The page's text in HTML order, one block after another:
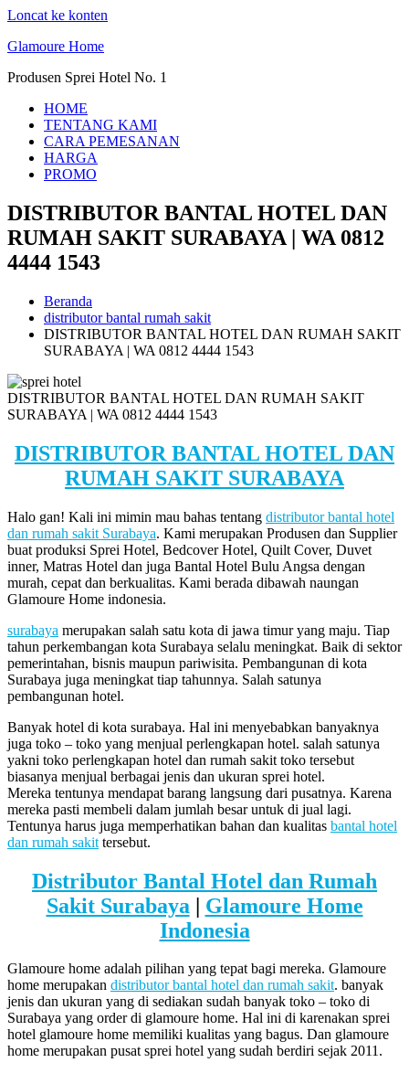
Loncat ke konten
Glamoure Home
Produsen Sprei Hotel No. 1
HOME
TENTANG KAMI
CARA PEMESANAN
HARGA
PROMO
DISTRIBUTOR BANTAL HOTEL DAN
RUMAH SAKIT SURABAYA | WA 0812
4444 1543
Beranda
distributor bantal rumah sakit
DISTRIBUTOR BANTAL HOTEL DAN RUMAH SAKIT
SURABAYA | WA 0812 4444 1543
DISTRIBUTOR BANTAL HOTEL DAN RUMAH SAKIT
SURABAYA | WA 0812 4444 1543
DISTRIBUTOR BANTAL HOTEL DAN
RUMAH SAKIT SURABAYA
Halo gan! Kali ini mimin mau bahas tentang distributor bantal hotel
dan rumah sakit Surabaya. Kami merupakan Produsen dan Supplier
buat produksi Sprei Hotel, Bedcover Hotel, Quilt Cover, Duvet
inner, Matras Hotel dan juga Bantal Hotel Bulu Angsa dengan
murah, cepat dan berkualitas. Kami berada dibawah naungan
Glamoure Home indonesia.
surabaya merupakan salah satu kota di jawa timur yang maju. Tiap
tahun perkembangan kota Surabaya selalu meningkat. Baik di sektor
pemerintahan, bisnis maupun pariwisita. Pembangunan di kota
Surabaya juga meningkat tiap tahunnya. Salah satunya
pembangunan hotel.
Banyak hotel di kota surabaya. Hal ini menyebabkan banyaknya
juga toko – toko yang menjual perlengkapan hotel. salah satunya
yakni toko perlengkapan hotel dan rumah sakit toko tersebut
biasanya menjual berbagai jenis dan ukuran sprei hotel.
Mereka tentunya mendapat barang langsung dari pusatnya. Karena
mereka pasti membeli dalam jumlah besar untuk di jual lagi.
Tentunya harus juga memperhatikan bahan dan kualitas bantal hotel
dan rumah sakit tersebut.
Distributor Bantal Hotel dan Rumah
Sakit Surabaya | Glamoure Home
Indonesia
Glamoure home adalah pilihan yang tepat bagi mereka. Glamoure
home merupakan distributor bantal hotel dan rumah sakit. banyak
jenis dan ukuran yang di sediakan sudah banyak toko – toko di
Surabaya yang order di glamoure home. Hal ini di karenakan sprei
hotel glamoure home memiliki kualitas yang bagus. Dan glamoure
home merupakan pusat sprei hotel yang sudah berdiri sejak 2011.